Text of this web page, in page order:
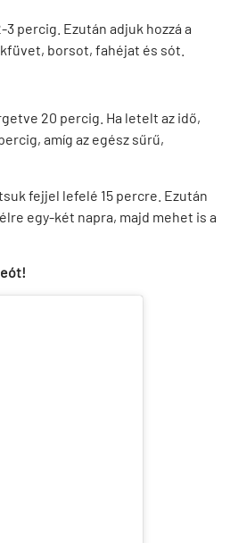
percig. Ezután adjuk hozzá a
borsot, fahéjat és sót.
20 percig. Ha letelt az idő,
amíg az egész sűrű,
fejjel lefelé 15 percre. Ezután
egy-két napra, majd mehet is a